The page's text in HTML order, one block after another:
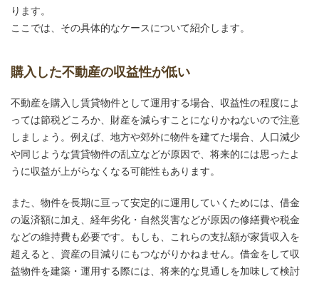
ります。
ここでは、その具体的なケースについて紹介します。
購入した不動産の収益性が低い
不動産を購入し賃貸物件として運用する場合、収益性の程度によ
っては節税どころか、財産を減らすことになりかねないので注意
しましょう。例えば、地方や郊外に物件を建てた場合、人口減少
や同じような賃貸物件の乱立などが原因で、将来的には思ったよ
うに収益が上がらなくなる可能性もあります。
また、物件を長期に亘って安定的に運用していくためには、借金
の返済額に加え、経年劣化・自然災害などが原因の修繕費や税金
などの維持費も必要です。もしも、これらの支払額が家賃収入を
超えると、資産の目減りにもつながりかねません。借金をして収
益物件を建築・運用する際には、将来的な見通しを加味して検討